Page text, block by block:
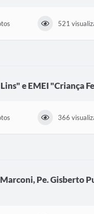
521
e EMEI "Criança
366
Pe. Gisberto